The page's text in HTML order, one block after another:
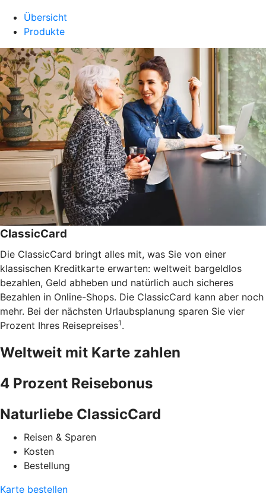
Übersicht
Produkte
ClassicCard
Die ClassicCard bringt alles mit, was Sie von einer
klassischen Kreditkarte erwarten: weltweit bargeldlos
bezahlen, Geld abheben und natürlich auch sicheres
Bezahlen in Online-Shops. Die ClassicCard kann aber noch
mehr. Bei der nächsten Urlaubsplanung sparen Sie vier
Prozent Ihres Reisepreises1 .
Weltweit mit Karte zahlen
4 Prozent Reisebonus
Naturliebe ClassicCard
Reisen & Sparen
Kosten
Bestellung
Karte bestellen